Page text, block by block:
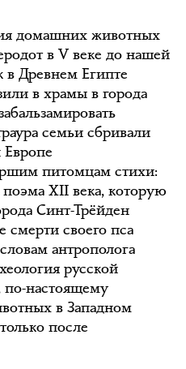
домашних животных
в V веке до нашей
в Древнем Египте
в храмы в города
семьи сбривали
Европе
питомцам стихи:
XII века, которую
Синт-Трёйден
смерти своего пса
антрополога
русской
по-настоящему
в Западном
после